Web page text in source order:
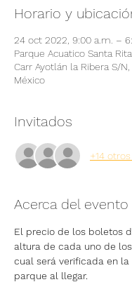
Horario y
24 oct 2022, 9:00 a.m. –
Parque Acuatico Santa
Carr Ayotlán la Ribera S/N,
México
Invitados
+14
Acerca del evento
El precio de los boletos
altura de cada uno de
cual será verificada en
parque al llegar.